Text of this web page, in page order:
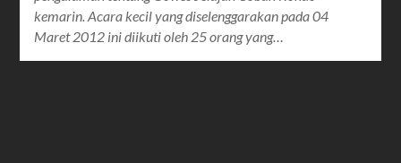
kemarin. Acara kecil yang diselenggarakan pada 04
Maret 2012 ini diikuti oleh 25 orang yang…